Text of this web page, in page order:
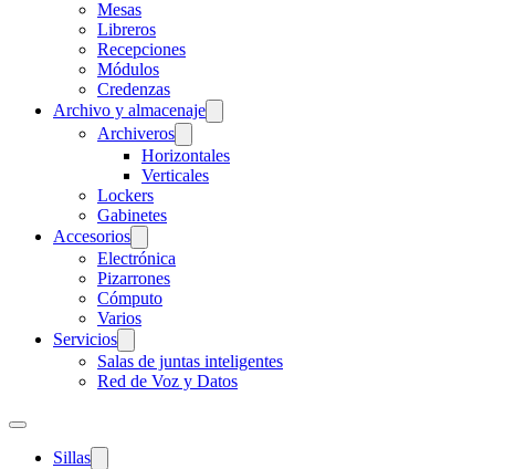
Mesas
Libreros
Recepciones
Módulos
Credenzas
Archivo y almacenaje
Archiveros
Horizontales
Verticales
Lockers
Gabinetes
Accesorios
Electrónica
Pizarrones
Cómputo
Varios
Servicios
Salas de juntas inteligentes
Red de Voz y Datos
Sillas